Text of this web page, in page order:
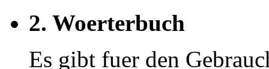
2. Woerterbuch
Es gibt fuer den